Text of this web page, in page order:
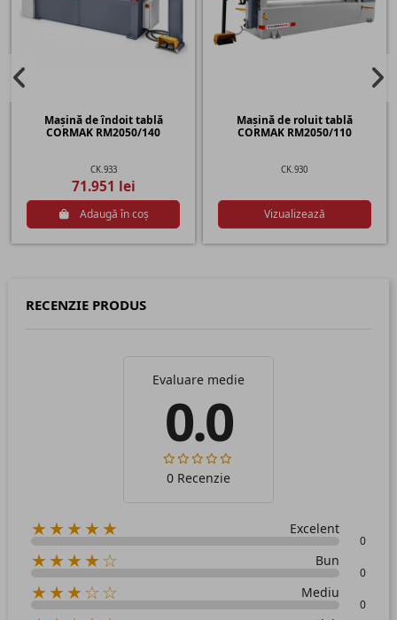
Mașină de îndoit tablă
CORMAK RM2050/140
CK.933
71.951 lei
Adaugă în coș
Mașină de roluit tablă
CORMAK RM2050/110
CK.930
Vizualizează
RECENZIE PRODUS
Evaluare medie
0.0
0 Recenzie
★★★★★ Excelent
0
★★★★☆ Bun
0
★★★☆☆ Mediu
0